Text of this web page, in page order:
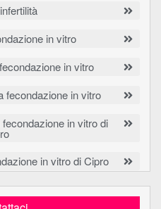
in vitro
in vitro
fecondazione in vitro
in vitro di
in vitro di Cipro